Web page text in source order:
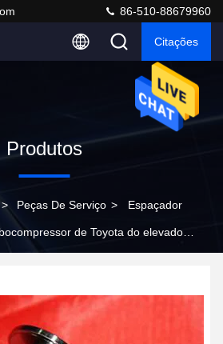
86-510-88679960
Citações
Produtos
> Peças De Serviço > Espaçador
de Toyota do elevado